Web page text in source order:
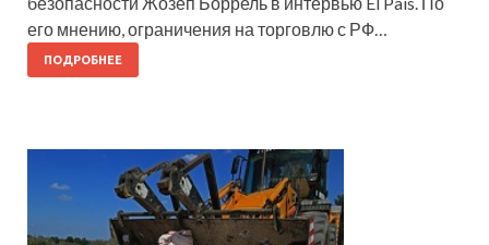
его мнению, ограничения на торговлю с РФ…
ПОДРОБНЕЕ